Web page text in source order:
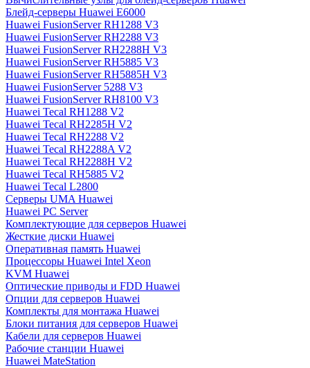
Блейд-серверы Huawei E6000
Huawei FusionServer RH1288 V3
Huawei FusionServer RH2288 V3
Huawei FusionServer RH2288H V3
Huawei FusionServer RH5885 V3
Huawei FusionServer RH5885H V3
Huawei FusionServer 5288 V3
Huawei FusionServer RH8100 V3
Huawei Tecal RH1288 V2
Huawei Tecal RH2285H V2
Huawei Tecal RH2288 V2
Huawei Tecal RH2288A V2
Huawei Tecal RH2288H V2
Huawei Tecal RH5885 V2
Huawei Tecal L2800
Серверы UMA Huawei
Huawei PC Server
Комплектующие для серверов Huawei
Жесткие диски Huawei
Оперативная память Huawei
Процессоры Huawei Intel Xeon
KVM Huawei
Оптические приводы и FDD Huawei
Опции для серверов Huawei
Комплекты для монтажа Huawei
Блоки питания для серверов Huawei
Кабели для серверов Huawei
Рабочие станции Huawei
Huawei MateStation